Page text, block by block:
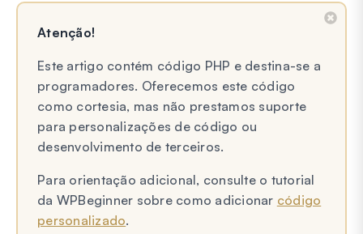
Atenção!
Este artigo contém código PHP e destina-se a
programadores. Oferecemos este código
como cortesia, mas não prestamos suporte
para personalizações de código ou
desenvolvimento de terceiros.
Para orientação adicional, consulte o tutorial
da WPBeginner sobre como adicionar código
personalizado.